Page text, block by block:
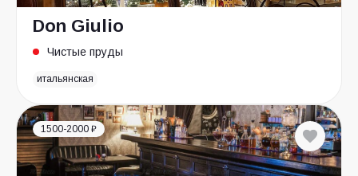
Don Giulio
Чистые пруды
итальянская
1500-2000 ₽